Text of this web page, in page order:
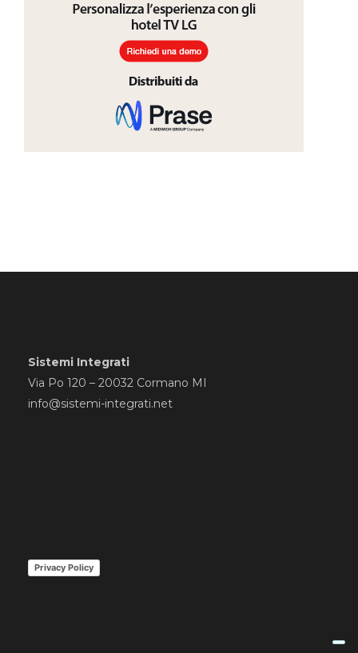
Sistemi Integrati
Via Po 120 – 20032 Cormano MI
info@sistemi-integrati.net
Privacy Policy